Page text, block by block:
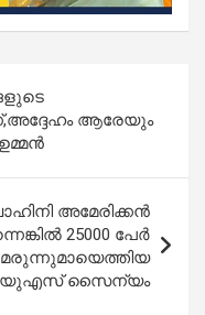
ആരേയും
അമേരിക്കൻ
25000 പേർ
യുഎസ് സൈന്യം